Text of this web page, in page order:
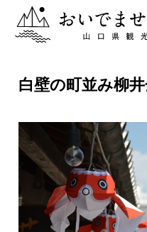
おいでませ山口へー山口
白壁の町並み柳